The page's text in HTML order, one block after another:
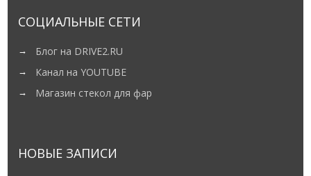
СОЦИАЛЬНЫЕ СЕТИ
Блог на DRIVE2.RU
Канал на YOUTUBE
Магазин стекол для фар
НОВЫЕ ЗАПИСИ